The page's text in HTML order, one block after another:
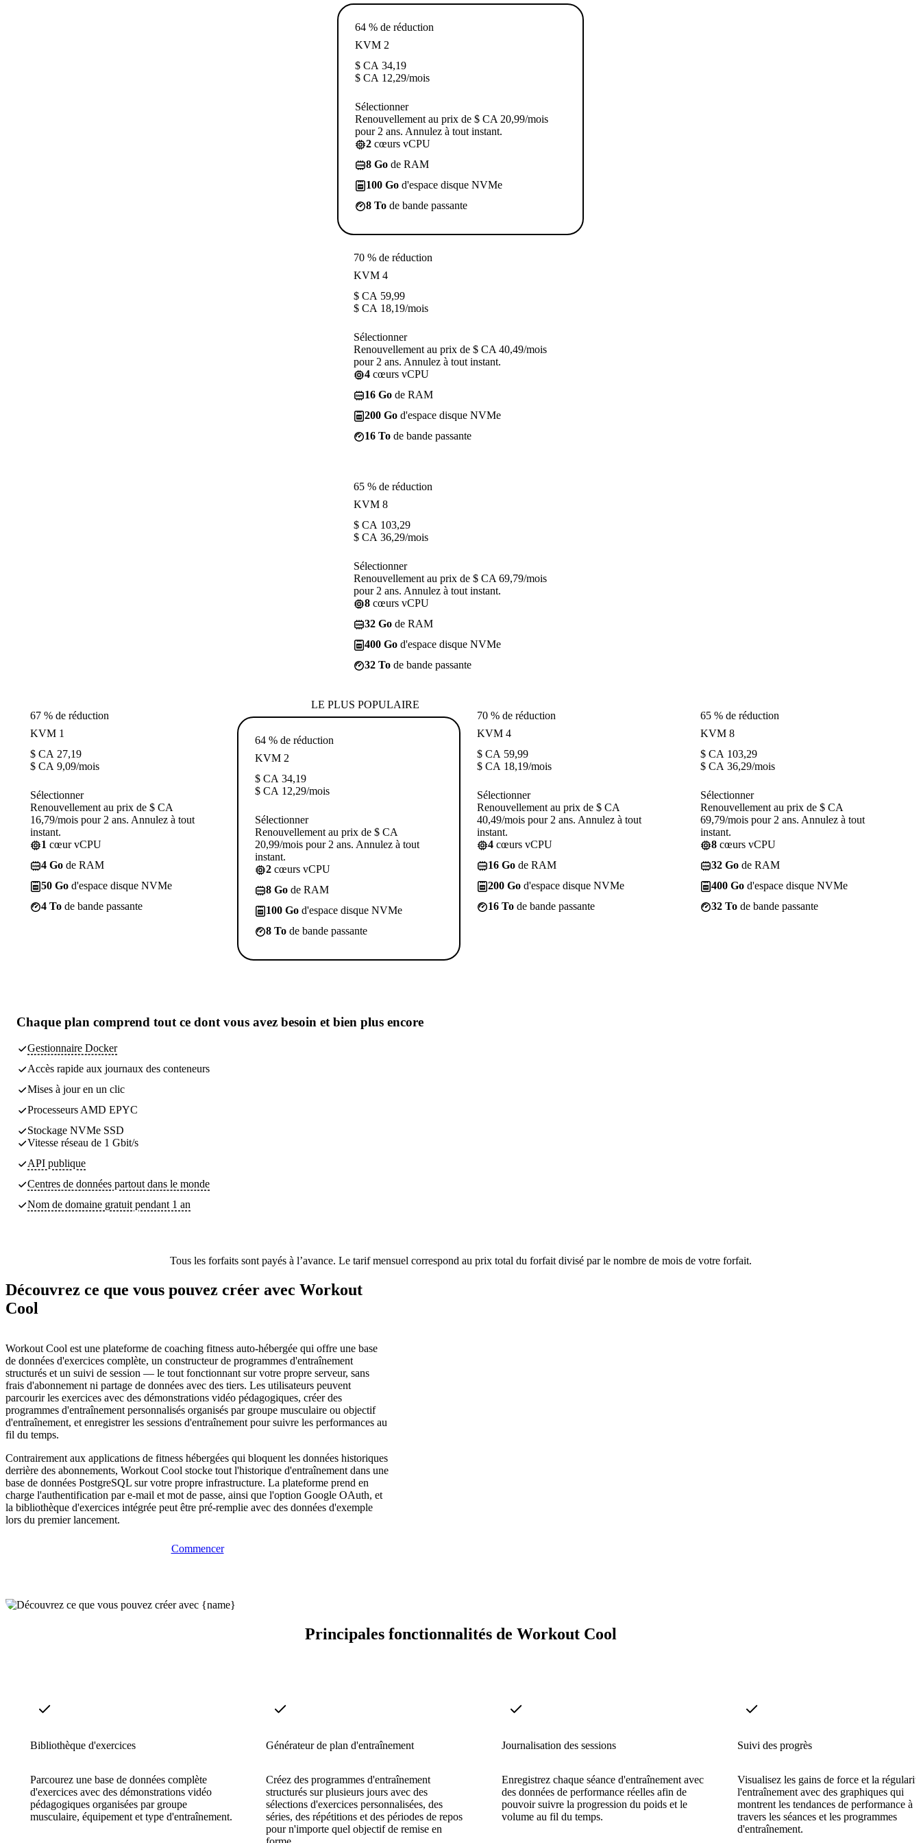
64 % de réduction
KVM 2
$ CA 34,19
$ CA 12,29/mois
Sélectionner
Renouvellement au prix de $ CA 20,99/mois
pour 2 ans. Annulez à tout instant.
2 cœurs vCPU
8 Go de RAM
100 Go d'espace disque NVMe
8 To de bande passante
70 % de réduction
KVM 4
$ CA 59,99
$ CA 18,19/mois
Sélectionner
Renouvellement au prix de $ CA 40,49/mois
pour 2 ans. Annulez à tout instant.
4 cœurs vCPU
16 Go de RAM
200 Go d'espace disque NVMe
16 To de bande passante
65 % de réduction
KVM 8
$ CA 103,29
$ CA 36,29/mois
Sélectionner
Renouvellement au prix de $ CA 69,79/mois
pour 2 ans. Annulez à tout instant.
8 cœurs vCPU
32 Go de RAM
400 Go d'espace disque NVMe
32 To de bande passante
67 % de réduction
KVM 1
$ CA 27,19
$ CA 9,09/mois
Sélectionner
Renouvellement au prix de $ CA
16,79/mois pour 2 ans. Annulez à tout
instant.
1 cœur vCPU
4 Go de RAM
50 Go d'espace disque NVMe
4 To de bande passante
LE PLUS POPULAIRE
64 % de réduction
KVM 2
$ CA 34,19
$ CA 12,29/mois
Sélectionner
Renouvellement au prix de $ CA
20,99/mois pour 2 ans. Annulez à tout
instant.
2 cœurs vCPU
8 Go de RAM
100 Go d'espace disque NVMe
8 To de bande passante
70 % de réduction
KVM 4
$ CA 59,99
$ CA 18,19/mois
Sélectionner
Renouvellement au prix de $ CA
40,49/mois pour 2 ans. Annulez à tout
instant.
4 cœurs vCPU
16 Go de RAM
200 Go d'espace disque NVMe
16 To de bande passante
65 % de réduction
KVM 8
$ CA 103,29
$ CA 36,29/mois
Sélectionner
Renouvellement au prix de $ CA
69,79/mois pour 2 ans. Annulez à tout
instant.
8 cœurs vCPU
32 Go de RAM
400 Go d'espace disque NVMe
32 To de bande passante
Chaque plan comprend tout ce dont vous avez besoin et bien plus encore
Gestionnaire Docker
Accès rapide aux journaux des conteneurs
Mises à jour en un clic
Processeurs AMD EPYC
Stockage NVMe SSD
Vitesse réseau de 1 Gbit/s
API publique
Centres de données partout dans le monde
Nom de domaine gratuit pendant 1 an
Tous les forfaits sont payés à l’avance. Le tarif mensuel correspond au prix total du forfait divisé par le nombre de mois de votre forfait.
Découvrez ce que vous pouvez créer avec Workout
Cool
Workout Cool est une plateforme de coaching fitness auto-hébergée qui offre une base
de données d'exercices complète, un constructeur de programmes d'entraînement
structurés et un suivi de session — le tout fonctionnant sur votre propre serveur, sans
frais d'abonnement ni partage de données avec des tiers. Les utilisateurs peuvent
parcourir les exercices avec des démonstrations vidéo pédagogiques, créer des
programmes d'entraînement personnalisés organisés par groupe musculaire ou objectif
d'entraînement, et enregistrer les sessions d'entraînement pour suivre les performances au
fil du temps.
Contrairement aux applications de fitness hébergées qui bloquent les données historiques
derrière des abonnements, Workout Cool stocke tout l'historique d'entraînement dans une
base de données PostgreSQL sur votre propre infrastructure. La plateforme prend en
charge l'authentification par e-mail et mot de passe, ainsi que l'option Google OAuth, et
la bibliothèque d'exercices intégrée peut être pré-remplie avec des données d'exemple
lors du premier lancement.
Commencer
Principales fonctionnalités de Workout Cool
Bibliothèque d'exercices
Parcourez une base de données complète
d'exercices avec des démonstrations vidéo
pédagogiques organisées par groupe
musculaire, équipement et type d'entraînement.
Générateur de plan d'entraînement
Créez des programmes d'entraînement
structurés sur plusieurs jours avec des
sélections d'exercices personnalisées, des
séries, des répétitions et des périodes de repos
pour n'importe quel objectif de remise en
Journalisation des sessions
Enregistrez chaque séance d'entraînement avec
des données de performance réelles afin de
pouvoir suivre la progression du poids et le
volume au fil du temps.
Suivi des progrès
Visualisez les gains de force et la
l'entraînement avec des graphiques qui
montrent les tendances de performance à
travers les séances et les programmes
d'entraînement.